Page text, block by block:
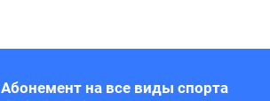
Абонемент на все виды спорта